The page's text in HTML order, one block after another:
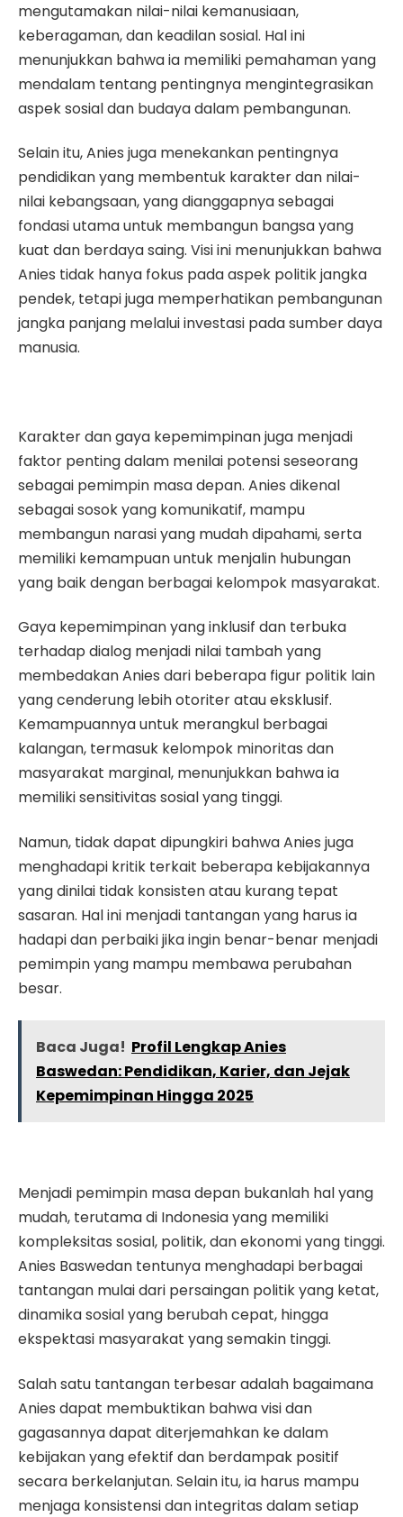
mengutamakan nilai-nilai kemanusiaan,
keberagaman, dan keadilan sosial. Hal ini
menunjukkan bahwa ia memiliki pemahaman yang
mendalam tentang pentingnya mengintegrasikan
aspek sosial dan budaya dalam pembangunan.
Selain itu, Anies juga menekankan pentingnya
pendidikan yang membentuk karakter dan nilai-
nilai kebangsaan, yang dianggapnya sebagai
fondasi utama untuk membangun bangsa yang
kuat dan berdaya saing. Visi ini menunjukkan bahwa
Anies tidak hanya fokus pada aspek politik jangka
pendek, tetapi juga memperhatikan pembangunan
jangka panjang melalui investasi pada sumber daya
manusia.
Karakter dan gaya kepemimpinan juga menjadi
faktor penting dalam menilai potensi seseorang
sebagai pemimpin masa depan. Anies dikenal
sebagai sosok yang komunikatif, mampu
membangun narasi yang mudah dipahami, serta
memiliki kemampuan untuk menjalin hubungan
yang baik dengan berbagai kelompok masyarakat.
Gaya kepemimpinan yang inklusif dan terbuka
terhadap dialog menjadi nilai tambah yang
membedakan Anies dari beberapa figur politik lain
yang cenderung lebih otoriter atau eksklusif.
Kemampuannya untuk merangkul berbagai
kalangan, termasuk kelompok minoritas dan
masyarakat marginal, menunjukkan bahwa ia
memiliki sensitivitas sosial yang tinggi.
Namun, tidak dapat dipungkiri bahwa Anies juga
menghadapi kritik terkait beberapa kebijakannya
yang dinilai tidak konsisten atau kurang tepat
sasaran. Hal ini menjadi tantangan yang harus ia
hadapi dan perbaiki jika ingin benar-benar menjadi
pemimpin yang mampu membawa perubahan
besar.
Baca Juga! Profil Lengkap Anies
Baswedan: Pendidikan, Karier, dan Jejak
Kepemimpinan Hingga 2025
Menjadi pemimpin masa depan bukanlah hal yang
mudah, terutama di Indonesia yang memiliki
kompleksitas sosial, politik, dan ekonomi yang tinggi.
Anies Baswedan tentunya menghadapi berbagai
tantangan mulai dari persaingan politik yang ketat,
dinamika sosial yang berubah cepat, hingga
ekspektasi masyarakat yang semakin tinggi.
Salah satu tantangan terbesar adalah bagaimana
Anies dapat membuktikan bahwa visi dan
gagasannya dapat diterjemahkan ke dalam
kebijakan yang efektif dan berdampak positif
secara berkelanjutan. Selain itu, ia harus mampu
menjaga konsistensi dan integritas dalam setiap